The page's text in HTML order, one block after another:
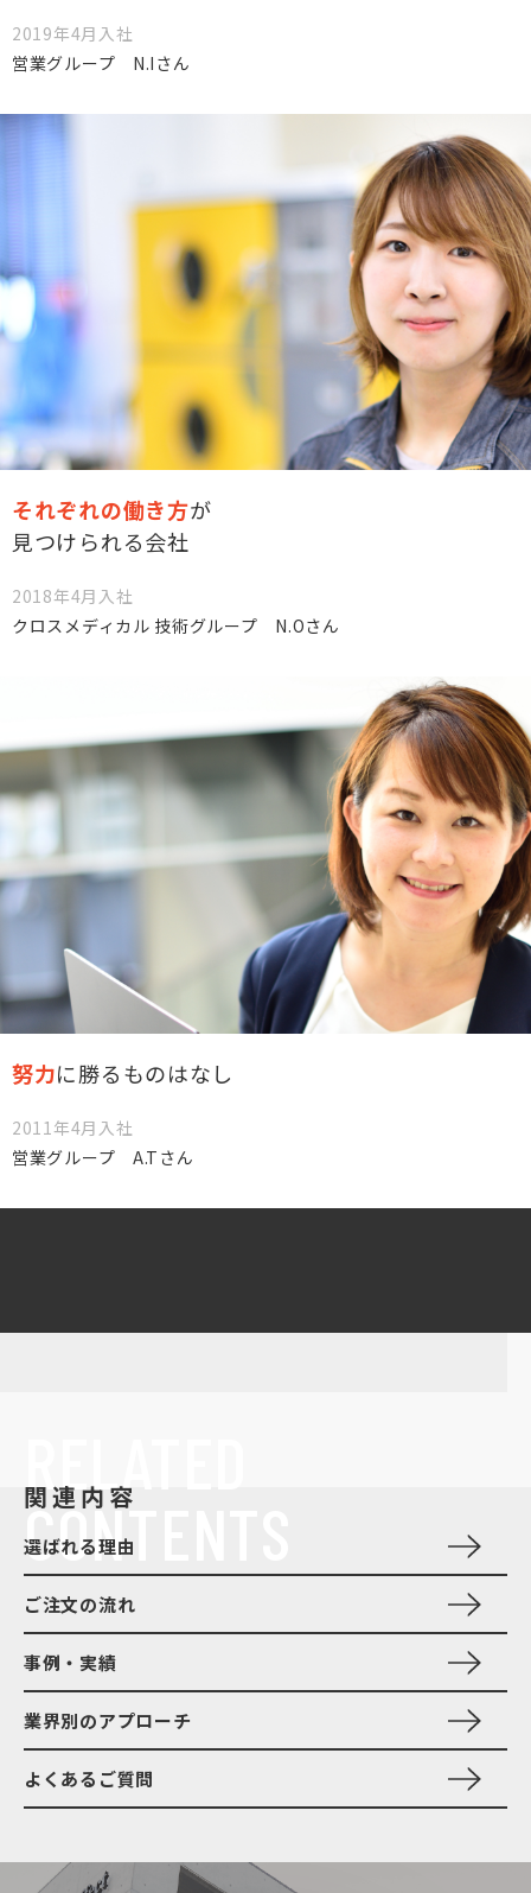
2019年4月入社
営業グループ N.Iさん
それぞれの働き方が
見つけられる会社
2018年4月入社
クロスメディカル 技術グループ N.Oさん
努力に勝るものはなし
2011年4月入社
営業グループ A.Tさん
CONTENTS
関連内容
選ばれる理由
ご注文の流れ
事例・実績
業界別のアプローチ
よくあるご質問